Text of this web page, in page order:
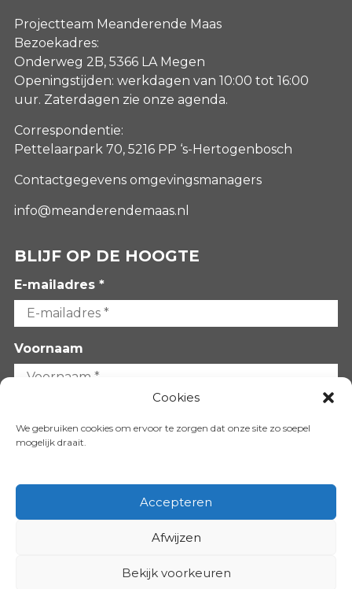
Cookies
We gebruiken cookies om ervoor te zorgen dat onze site zo soepel
mogelijk draait.
Accepteren
Afwijzen
Bekijk voorkeuren
Projectteam Meanderende Maas
Bezoekadres:
Onderweg 2B, 5366 LA Megen
Openingstijden: werkdagen van 10:00 tot 16:00
uur. Zaterdagen zie onze agenda.
Correspondentie:
Pettelaarpark 70, 5216 PP ‘s-Hertogenbosch
Contactgegevens omgevingsmanagers
info@meanderendemaas.nl
BLIJF OP DE HOOGTE
E-mailadres *
Voornaam
VOLG ONS OP: